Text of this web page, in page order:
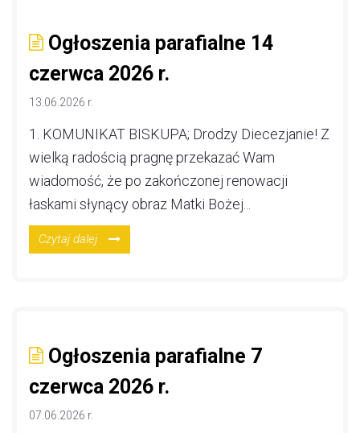
Ogłoszenia parafialne 14
czerwca 2026 r.
13.06.2026 r.
1. KOMUNIKAT BISKUPA; Drodzy Diecezjanie! Z
wielką radością pragnę przekazać Wam
wiadomość, że po zakończonej renowacji
łaskami słynący obraz Matki Bożej...
Czytaj dalej
Ogłoszenia parafialne 7
czerwca 2026 r.
07.06.2026 r.